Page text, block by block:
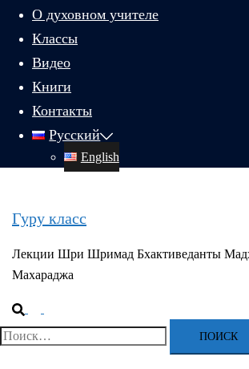
О духовном учителе
Классы
Видео
Книги
Контакты
Русский
English
Гуру класс
Лекции Шри Шримад Бхактиведанты
Махараджа
Поиск
меню
Найти: